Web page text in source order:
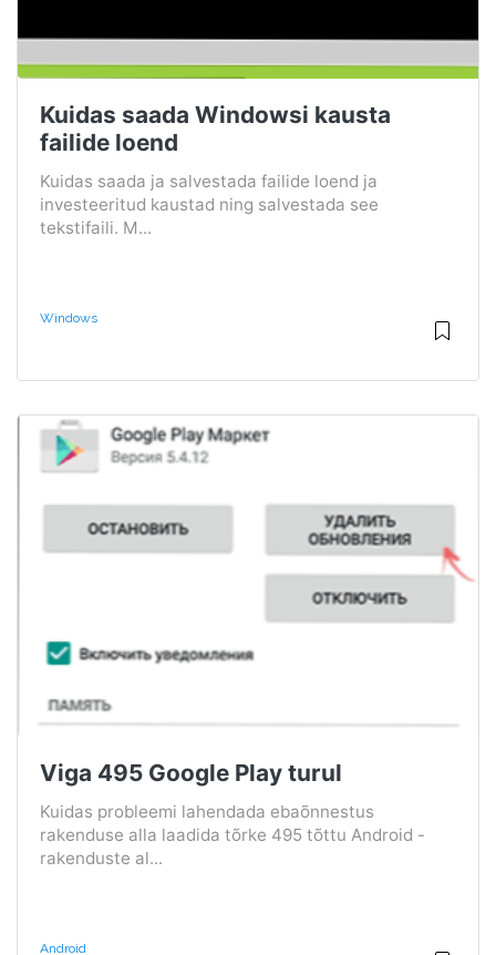
Kuidas saada Windowsi kausta
failide loend
Kuidas saada ja salvestada failide loend ja
investeeritud kaustad ning salvestada see
tekstifaili. M...
Windows
Viga 495 Google Play turul
Kuidas probleemi lahendada ebaõnnestus
rakenduse alla laadida tõrke 495 tõttu Android -
rakenduste al...
Android